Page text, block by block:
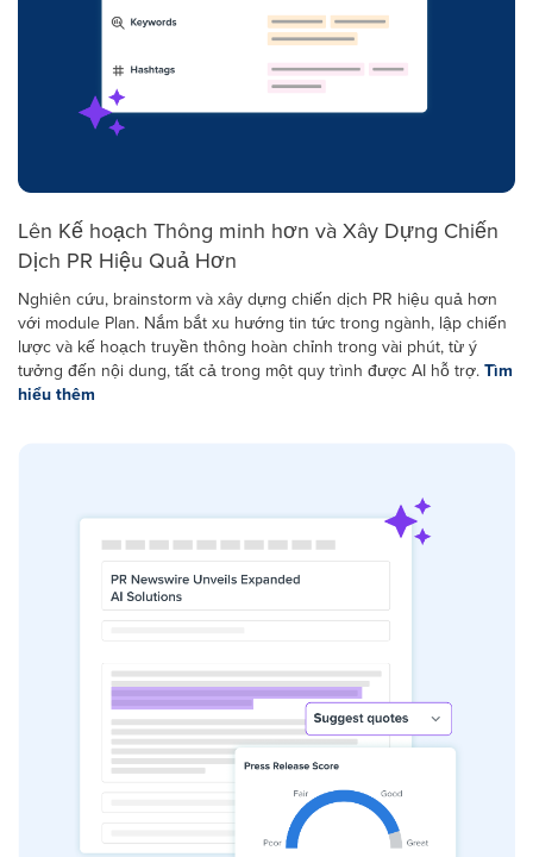
Lên Kế hoạch Thông minh hơn và Xây Dựng Chiến
Dịch PR Hiệu Quả Hơn
Nghiên cứu, brainstorm và xây dựng chiến dịch PR hiệu quả hơn
với module Plan. Nắm bắt xu hướng tin tức trong ngành, lập chiến
lược và kế hoạch truyền thông hoàn chỉnh trong vài phút, từ ý
tưởng đến nội dung, tất cả trong một quy trình được AI hỗ trợ.Tìm
hiểu thêm